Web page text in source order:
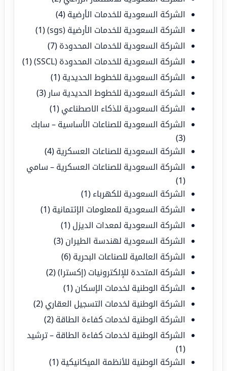
الشركة السعودية للخدمات الأرضية (4)
الشركة السعودية للخدمات الأرضية (sgs)
(1)
الشركة السعودية للخدمات المحدودة (7)
الشركة السعودية للخدمات المحدودة (SSCL)
(1)
الشركة السعودية للخطوط الحديدية (1)
الشركة السعودية للخطوط الحديدية سار (3)
الشركة السعودية للذكاء الاصطناعي (1)
الشركة السعودية للصناعات الأساسية – سابك
(3)
الشركة السعودية للصناعات العسكرية (4)
الشركة السعودية للصناعات العسكرية – سامي
(1)
الشركة السعودية للكهرباء (1)
الشركة السعودية للمعلومات الإئتمانية (1)
الشركة السعودية لمعدات الديزل (1)
الشركة السعودية لهندسة الطيران (3)
الشركة العالمية للصناعات البحرية (6)
الشركة المتحدة للإلكترونيات (إكسترا)(2)
الشركة الوطنية لخدمات الإسكان (1)
الشركة الوطنية لخدمات التسجيل العقاري (2)
الشركة الوطنية لخدمات كفاءة الطاقة (2)
الشركة الوطنية لخدمات كفاءة الطاقة – ترشيد
(1)
الشركة الوطنية للأنظمة الميكانيكية (1)